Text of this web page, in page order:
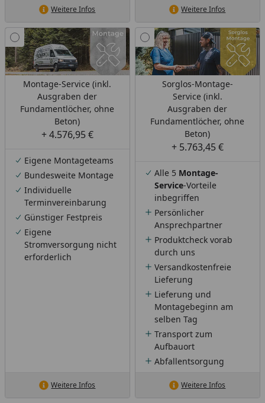
Weitere Infos Weitere Infos
Montage-Service (inkl.
Ausgraben der
Fundamentlöcher, ohne
Beton)
+ 4.576,95 €
Eigene Montageteams
Bundesweite Montage
Individuelle
Terminvereinbarung
Günstiger Festpreis
Eigene
Stromversorgung nicht
erforderlich
Weitere Infos
Sorglos-Montage-
Service (inkl.
Ausgraben der
Fundamentlöcher, ohne
Beton)
+ 5.763,45 €
Alle 5 Montage-
Service-Vorteile
inbegriffen
Persönlicher
Ansprechpartner
Produktcheck vorab
durch uns
Versandkostenfreie
Lieferung
Lieferung und
Montagebeginn am
selben Tag
Transport zum
Aufbauort
Abfallentsorgung
Weitere Infos